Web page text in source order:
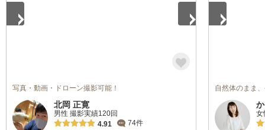
写真・動画・ドローン撮影可能！
北岡 正寛
男性 撮影実績120回
4.91
74件
自然体のまま
女